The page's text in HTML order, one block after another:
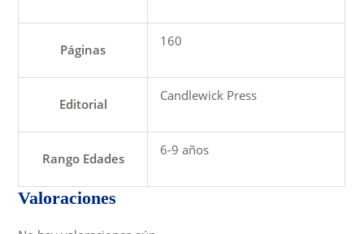
Páginas
160
Editorial
Candlewick Press
Rango Edades
6-9 años
Valoraciones